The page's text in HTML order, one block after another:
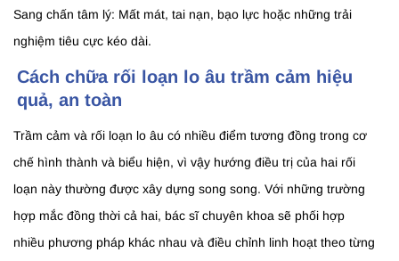
Sang chấn tâm lý: Mất mát, tai nạn, bạo lực hoặc những trải
nghiệm tiêu cực kéo dài.
Cách chữa rối loạn lo âu trầm cảm hiệu
quả, an toàn
Trầm cảm và rối loạn lo âu có nhiều điểm tương đồng trong cơ
chế hình thành và biểu hiện, vì vậy hướng điều trị của hai rối
loạn này thường được xây dựng song song. Với những trường
hợp mắc đồng thời cả hai, bác sĩ chuyên khoa sẽ phối hợp
nhiều phương pháp khác nhau và điều chỉnh linh hoạt theo từng